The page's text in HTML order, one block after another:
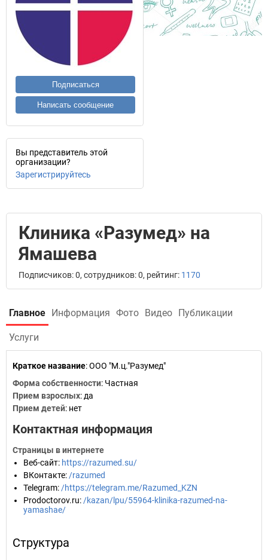
Подписаться
Написать сообщение
Вы представитель этой
организации?
Зарегистрируйтесь
Клиника «Разумед» на
Ямашева
Подписчиков: 0, сотрудников: 0, рейтинг: 1170
Главное Информация Фото Видео Публикации
Услуги
Краткое название:ООО "М.ц."Разумед"
Форма собственности: Частная
Прием взрослых: да
Прием детей: нет
Контактная информация
Страницы в интернете
Веб-сайт: https://razumed.su/
ВКонтакте: /razumed
Telegram: /https://telegram.me/Razumed_KZN
Prodoctorov.ru: /kazan/lpu/55964-klinika-razumed-na-
yamashae/
Структура